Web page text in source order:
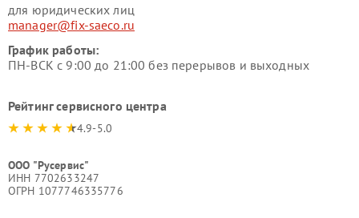
для юридических лиц
manager@fix-saeco.ru
График работы:
ПН-ВСК с 9:00 до 21:00 без перерывов и выходных
Рейтинг сервисного центра
4.9-5.0
ООО "Русервис"
ИНН 7702633247
ОГРН 1077746335776